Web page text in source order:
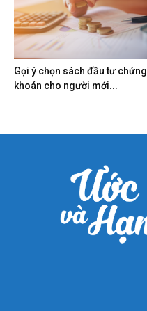
Gợi ý chọn sách đầu tư chứng
khoán cho người mới...